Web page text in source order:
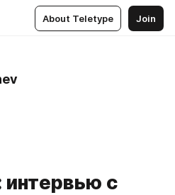
About Teletype Join
интервью с